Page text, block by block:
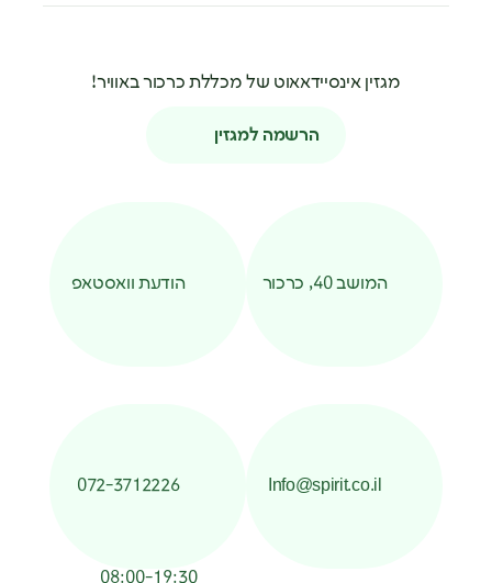
מגזין אינסיידאאוט של מכללת כרכור באוויר!
הרשמה למגזין
המושב 40, כרכור הודעת וואסטאפ
Info@spirit.co.il
072-3712226
08:00-19:30